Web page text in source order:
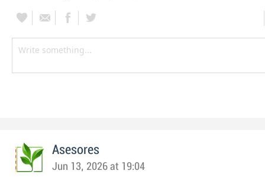
Asesores
Jun 13, 2026 at 19:04